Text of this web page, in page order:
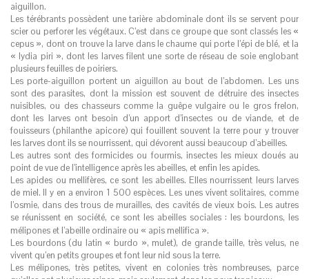
aiguillon.
Les térébrants possèdent une tarière abdominale dont ils se servent pour
scier ou perforer les végétaux. C’est dans ce groupe que sont classés les «
cepus », dont on trouve la larve dans le chaume qui porte l’épi de blé, et la
« lydia piri », dont les larves filent une sorte de réseau de soie englobant
plusieurs feuilles de poiriers.
Les porte-aiguillon portent un aiguillon au bout de l’abdomen. Les uns
sont des parasites, dont la mission est souvent de détruire des insectes
nuisibles, ou des chasseurs comme la guêpe vulgaire ou le gros frelon,
dont les larves ont besoin d’un apport d’insectes ou de viande, et de
fouisseurs (philanthe apicore) qui fouillent souvent la terre pour y trouver
les larves dont ils se nourrissent, qui dévorent aussi beaucoup d’abeilles.
Les autres sont des formicides ou fourmis, insectes les mieux doués au
point de vue de l’intelligence après les abeilles, et enfin les apides.
Les apides ou mellifères, ce sont les abeilles. Elles nourrissent leurs larves
de miel. Il y en a environ 1 500 espèces. Les unes vivent solitaires, comme
l’osmie, dans des trous de murailles, des cavités de vieux bois. Les autres
se réunissent en société, ce sont les abeilles sociales : les bourdons, les
mélipones et l’abeille ordinaire ou « apis mellifica ».
Les bourdons (du latin « burdo », mulet), de grande taille, très velus, ne
vivent qu’en petits groupes et font leur nid sous la terre.
Les mélipones, très petites, vivent en colonies très nombreuses, parce